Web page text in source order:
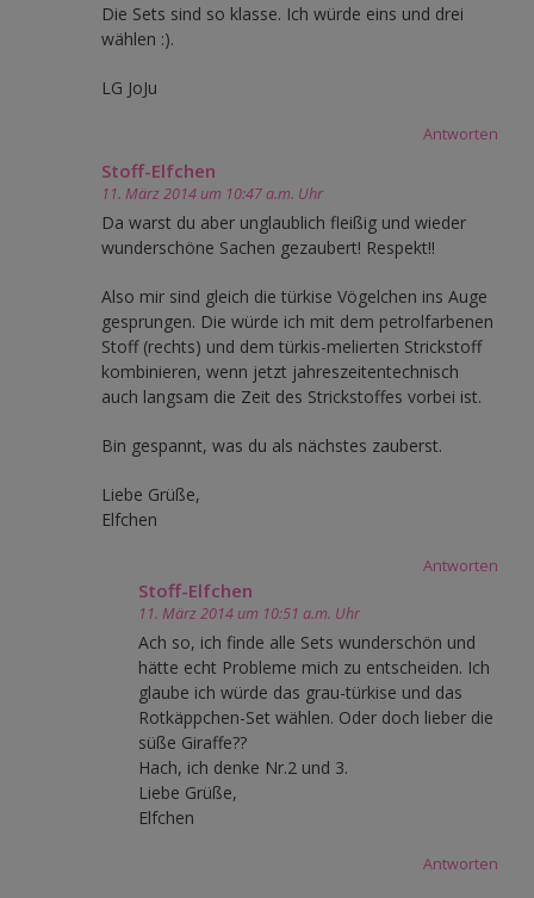
Die Sets sind so klasse. Ich würde eins und drei
wählen :).
LG JoJu
Antworten
Stoff-Elfchen
11. März 2014 um 10:47 a.m. Uhr
Da warst du aber unglaublich fleißig und wieder
wunderschöne Sachen gezaubert! Respekt!!
Also mir sind gleich die türkise Vögelchen ins Auge
gesprungen. Die würde ich mit dem petrolfarbenen
Stoff (rechts) und dem türkis-melierten Strickstoff
kombinieren, wenn jetzt jahreszeitentechnisch
auch langsam die Zeit des Strickstoffes vorbei ist.
Bin gespannt, was du als nächstes zauberst.
Liebe Grüße,
Elfchen
Antworten
Stoff-Elfchen
11. März 2014 um 10:51 a.m. Uhr
Ach so, ich finde alle Sets wunderschön und
hätte echt Probleme mich zu entscheiden. Ich
glaube ich würde das grau-türkise und das
Rotkäppchen-Set wählen. Oder doch lieber die
süße Giraffe??
Hach, ich denke Nr.2 und 3.
Liebe Grüße,
Elfchen
Antworten